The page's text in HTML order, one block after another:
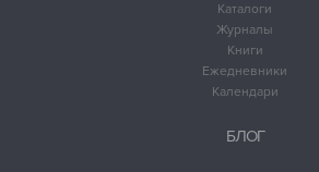
Каталоги
Журналы
Книги
Ежедневники
Календари
БЛОГ